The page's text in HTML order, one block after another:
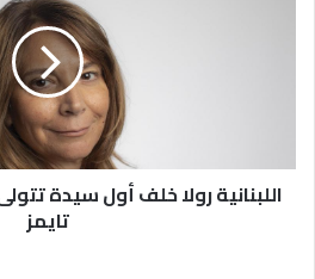
اللبنانية رولا خلف أول سيدة
تايمز